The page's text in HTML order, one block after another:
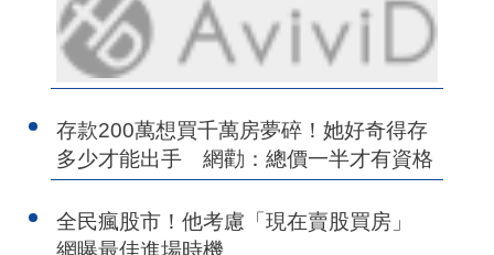
存款200萬想買千萬房夢碎！她好奇得存
多少才能出手 網勸：總價一半才有資格
全民瘋股市！他考慮「現在賣股買房」
網曝最佳進場時機